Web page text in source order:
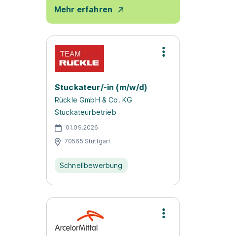
Mehr erfahren
Stuckateur/-in (m/w/d)
Rückle GmbH & Co. KG
Stuckateurbetrieb
01.09.2026
70565 Stuttgart
Schnellbewerbung